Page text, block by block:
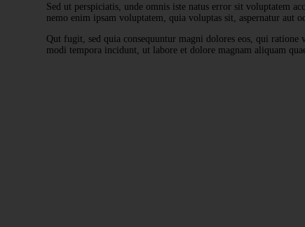
Sed ut perspiciatis, unde omnis iste natus error sit voluptatem
nemo enim ipsam voluptatem, quia voluptas sit, aspernatur aut
Qut fugit, sed quia consequuntur magni dolores eos, qui
modi tempora incidunt, ut labore et dolore magnam aliquam